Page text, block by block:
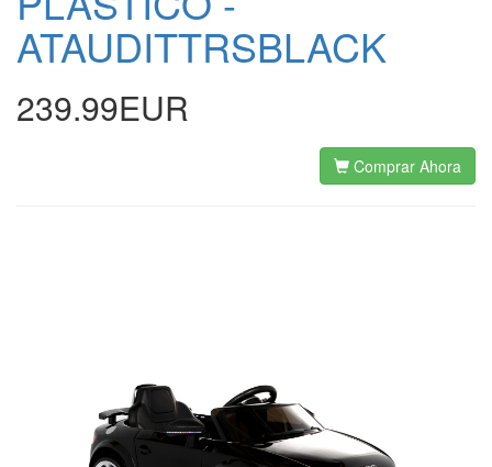
ATAUDITTRSBLACK
239.99EUR
Comprar Ahora